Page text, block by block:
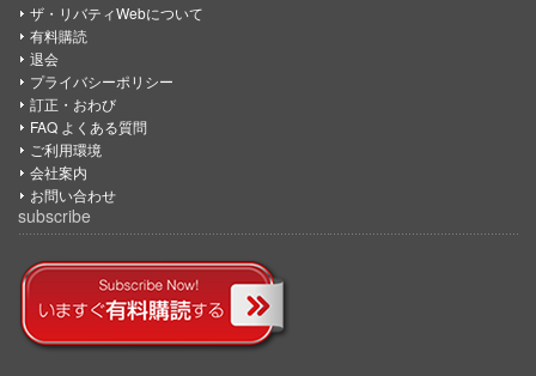
ザ・リバティWebについて
有料購読
退会
プライバシーポリシー
訂正・おわび
FAQ よくある質問
ご利用環境
会社案内
お問い合わせ
subscribe